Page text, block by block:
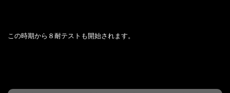
この時期から８耐テストも開始されます。